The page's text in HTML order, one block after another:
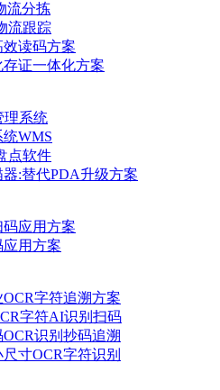
流分拣
流跟踪
读码方案
证一体化方案
理系统
WMS
点软件
:替代PDA升级方案
应用方案
用方案
字符追溯方案
字符AI识别扫码
识别抄码追溯
寸OCR字符识别